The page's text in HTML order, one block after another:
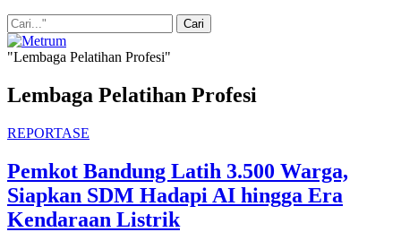
"Lembaga Pelatihan Profesi"
Lembaga Pelatihan Profesi
REPORTASE
Pemkot Bandung Latih 3.500 Warga,
Siapkan SDM Hadapi AI hingga Era
Kendaraan Listrik